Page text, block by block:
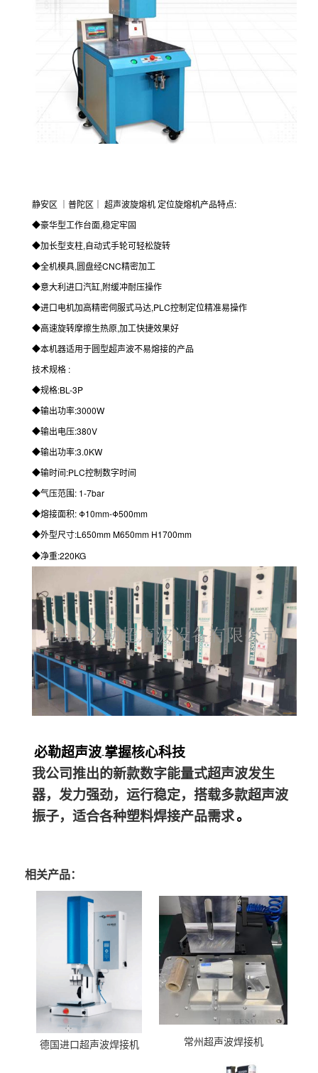
静安区 ｜普陀区｜ 超声波旋熔机 定位旋熔机产品特点:
◆豪华型工作台面,稳定牢固
◆加长型支柱,自动式手轮可轻松旋转
◆全机模具,圆盘经CNC精密加工
◆意大利进口汽缸,附缓冲耐压操作
◆进口电机加高精密伺服式马达,PLC控制定位精准易操作
◆高速旋转摩擦生热原,加工快捷效果好
◆本机器适用于圆型超声波不易熔接的产品
技术规格 :
◆规格:BL-3P
◆输出功率:3000W
◆输出电压:380V
◆输出功率:3.0KW
◆输时间:PLC控制数字时间
◆气压范围: 1-7bar
◆熔接面积: Φ10mm-Φ500mm
◆外型尺寸:L650mm M650mm H1700mm
◆净重:220KG
必勒超声波-掌握核心科技
我公司推出的新款数字能量式超声波发生
器，发力强劲，运行稳定，搭载多款超声波
振子，适合各种塑料焊接产品需求。
相关产品：
德国进口超声波焊接机 常州超声波焊接机